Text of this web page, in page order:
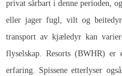
privat sårbart i denne perioden,
eller jager fugl, vilt og
transport av kjæledyr kan
flyselskap. Resorts (BWHR)
erfaring. Spissene etterlyser